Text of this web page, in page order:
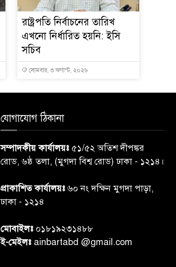
রাষ্ট্রপতি নির্বাচনের তারিখ
এখনো নির্ধারিত হয়নি: ইসি
সচিব
সোমবার, ৩ অগাস্ট, ২০২৬
যোগাযোগ ঠিকানা
সম্পাদকীয় কার্যালয়ঃ ৫১/৫২ অতিশ দীপঙ্কর
রোড, ৬ষ্ঠ তলা, (মুগদা বিশ্ব রোড) ঢাকা - ১২১৪।
প্রাকাশিত কার্যালয়ঃ৬০ নং দক্ষিন মুগদা পাড়া,
ঢাকা - ১২১৪
মোবাইলঃ ০১৮১৯২৩১৪৮৮
ই-মেইলঃ ainbartabd @gmail.com